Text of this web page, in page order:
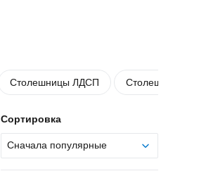
Столешницы ЛДСП Столешницы
Сортировка
Сначала популярные